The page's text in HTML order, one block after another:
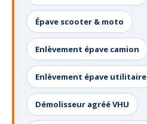
Épave scooter & moto
Enlèvement épave camion
Enlèvement épave utilitaire
Démolisseur agréé VHU